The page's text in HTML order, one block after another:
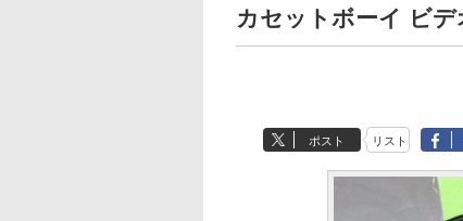
カセットボーイ ビ
ポスト リスト